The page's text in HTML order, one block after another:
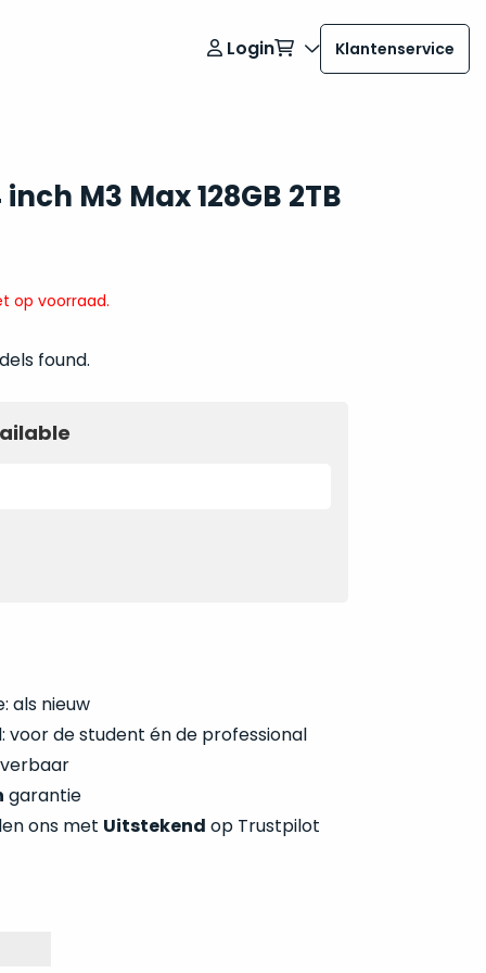
Login Klantenservice
M3 Max 128GB 2TB
op voorraad.
found.
als nieuw
voor de student én de professional
garantie
ons met Uitstekend op Trustpilot